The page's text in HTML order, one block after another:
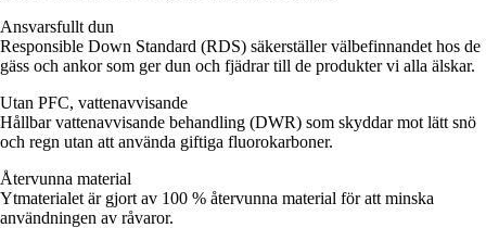
Ansvarsfullt dun
Responsible Down Standard (RDS) säkerställer välbefinnandet hos de
gäss och ankor som ger dun och fjädrar till de produkter vi alla älskar.
Utan PFC, vattenavvisande
Hållbar vattenavvisande behandling (DWR) som skyddar mot lätt snö
och regn utan att använda giftiga fluorokarboner.
Återvunna material
Ytmaterialet är gjort av 100 % återvunna material för att minska
användningen av råvaror.